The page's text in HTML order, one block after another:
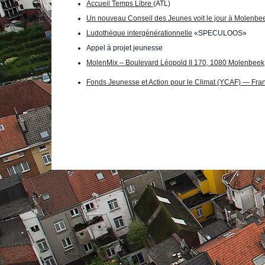
Accueil Temps Libre (ATL)
Un nouveau Conseil des Jeunes voit le jour à
Ludothèque intergénérationnelle «SPECULOOS»
Appel à projet jeunesse
MolenMix – Boulevard Léopold II 170, 1080 Molenbeek
Fonds Jeunesse et Action pour le Climat (YCAF) —